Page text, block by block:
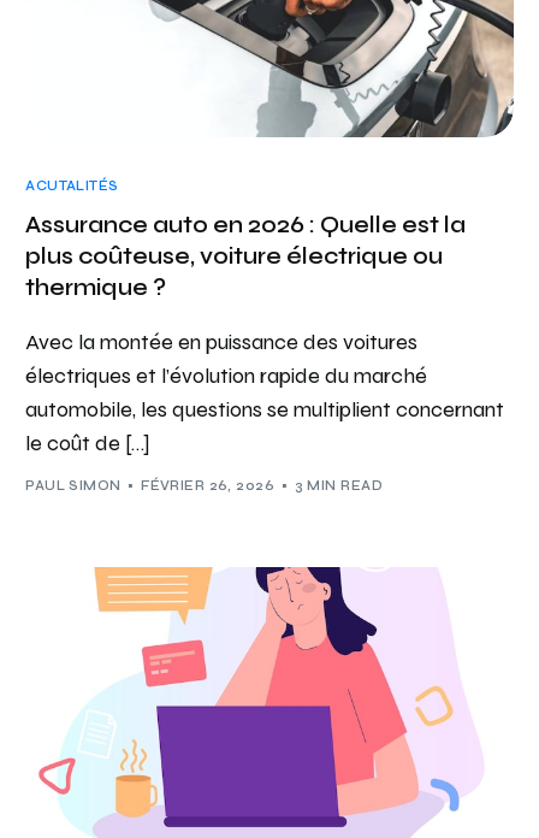
ACUTALITÉS
Assurance auto en 2026 : Quelle est la
plus coûteuse, voiture électrique ou
thermique ?
Avec la montée en puissance des voitures
électriques et l’évolution rapide du marché
automobile, les questions se multiplient concernant
le coût de […]
PAUL SIMON FÉVRIER 26, 2026 3 MIN READ